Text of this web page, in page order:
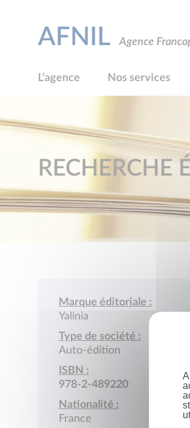
AFNIL Agence
L’agence Nos services
RECHERCHE
Marque éditoriale :
Yalinia
Type de société :
Auto-édition
ISBN :
978-2-489220
Nationalité :
France